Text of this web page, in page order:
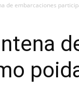
de embarcaciones